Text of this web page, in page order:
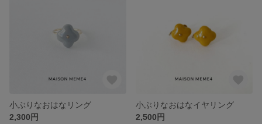
小ぶりなおはなリング
2,300円
小ぶりなおはなイヤリング
2,500円